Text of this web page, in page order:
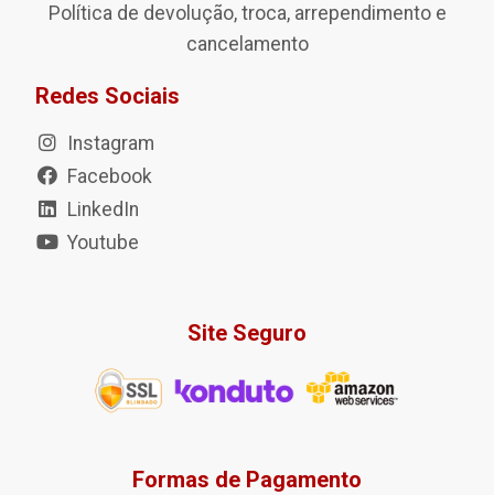
Política de devolução, troca, arrependimento e
cancelamento
Redes Sociais
Instagram
Facebook
LinkedIn
Youtube
Site Seguro
Formas de Pagamento